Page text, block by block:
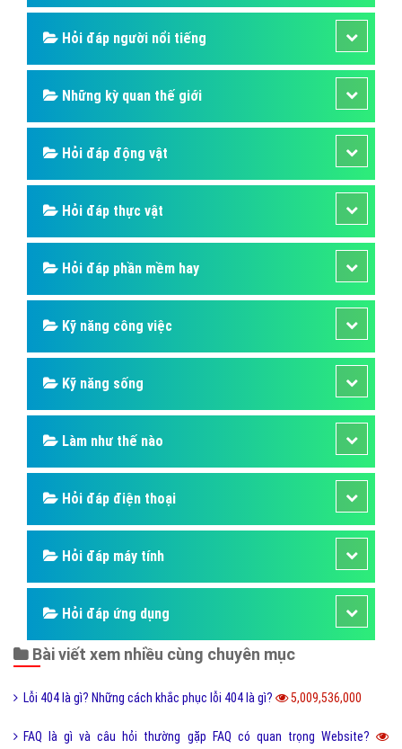
Hỏi đáp người nổi tiếng
Những kỳ quan thế giới
Hỏi đáp động vật
Hỏi đáp thực vật
Hỏi đáp phần mềm hay
Kỹ năng công việc
Kỹ năng sống
Làm như thế nào
Hỏi đáp điện thoại
Hỏi đáp máy tính
Hỏi đáp ứng dụng
Bài viết xem nhiều cùng chuyên mục
Lỗi 404 là gì? Những cách khắc phục lỗi 404 là gì? 5,009,536,000
FAQ là gì và câu hỏi thường gặp FAQ có quan trọng Website?